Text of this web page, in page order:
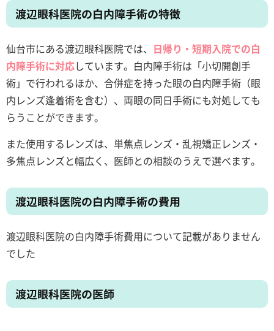
渡辺眼科医院の白内障手術の特徴
仙台市にある渡辺眼科医院では、 日帰り・短期入院での白
内障手術に対応しています。白内障手術は「小切開創手
術」で行われるほか、合併症を持った眼の白内障手術（眼
内レンズ逢着術を含む）、両眼の同日手術にも対処しても
らうことができます。
また使用するレンズは、単焦点レンズ・乱視矯正レンズ・
多焦点レンズと幅広く、医師との相談のうえで選べます。
渡辺眼科医院の白内障手術の費用
渡辺眼科医院の白内障手術費用について記載がありません
でした
渡辺眼科医院の医師